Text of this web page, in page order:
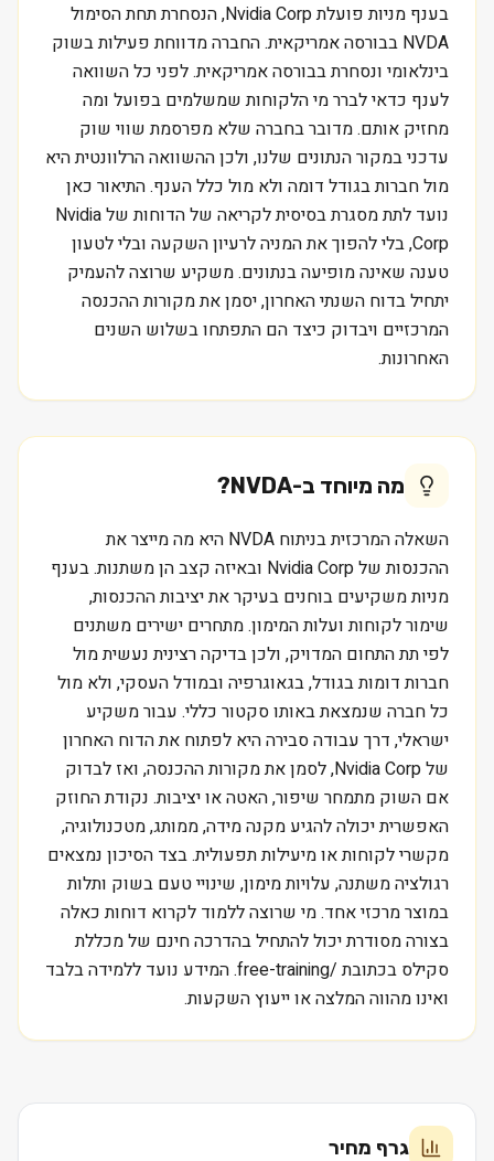
בענף מניות פועלת Nvidia Corp, הנסחרת תחת הסימול
NVDA בבורסה אמריקאית. החברה מדווחת פעילות בשוק
בינלאומי ונסחרת בבורסה אמריקאית. לפני כל השוואה
לענף כדאי לברר מי הלקוחות שמשלמים בפועל ומה
מחזיק אותם. מדובר בחברה שלא מפרסמת שווי שוק
עדכני במקור הנתונים שלנו, ולכן ההשוואה הרלוונטית היא
מול חברות בגודל דומה ולא מול כלל הענף. התיאור כאן
נועד לתת מסגרת בסיסית לקריאה של הדוחות של Nvidia
Corp, בלי להפוך את המניה לרעיון השקעה ובלי לטעון
טענה שאינה מופיעה בנתונים. משקיע שרוצה להעמיק
יתחיל בדוח השנתי האחרון, יסמן את מקורות ההכנסה
המרכזיים ויבדוק כיצד הם התפתחו בשלוש השנים
האחרונות.
מה מיוחד ב-NVDA
?
השאלה המרכזית בניתוח NVDA היא מה מייצר את
ההכנסות של Nvidia Corp ובאיזה קצב הן משתנות. בענף
מניות משקיעים בוחנים בעיקר את יציבות ההכנסות,
שימור לקוחות ועלות המימון. מתחרים ישירים משתנים
לפי תת התחום המדויק, ולכן בדיקה רצינית נעשית מול
חברות דומות בגודל, בגאוגרפיה ובמודל העסקי, ולא מול
כל חברה שנמצאת באותו סקטור כללי. עבור משקיע
ישראלי, דרך עבודה סבירה היא לפתוח את הדוח האחרון
של Nvidia Corp, לסמן את מקורות ההכנסה, ואז לבדוק
אם השוק מתמחר שיפור, האטה או יציבות. נקודת החוזק
האפשרית יכולה להגיע מקנה מידה, ממותג, מטכנולוגיה,
מקשרי לקוחות או מיעילות תפעולית. בצד הסיכון נמצאים
רגולציה משתנה, עלויות מימון, שינויי טעם בשוק ותלות
במוצר מרכזי אחד. מי שרוצה ללמוד לקרוא דוחות כאלה
בצורה מסודרת יכול להתחיל בהדרכה חינם של מכללת
סקילס בכתובת /free-training. המידע נועד ללמידה בלבד
ואינו מהווה המלצה או ייעוץ השקעות.
גרף מחיר